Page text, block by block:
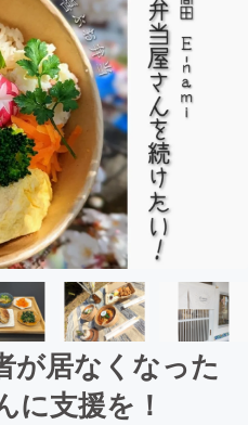
が居なくなった
に支援を！